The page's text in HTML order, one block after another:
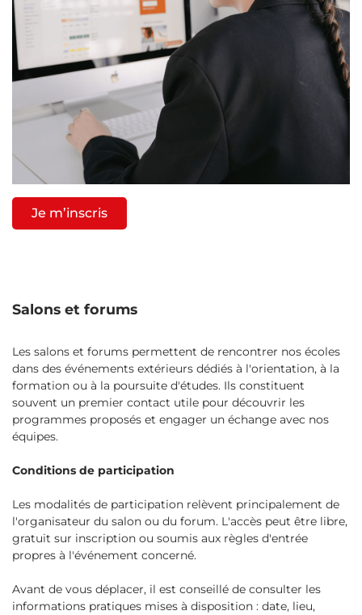
Je m’inscris
Salons et forums
Les salons et forums permettent de rencontrer nos écoles
dans des événements extérieurs dédiés à l'orientation, à la
formation ou à la poursuite d'études. Ils constituent
souvent un premier contact utile pour découvrir les
programmes proposés et engager un échange avec nos
équipes.
Conditions de participation
Les modalités de participation relèvent principalement de
l'organisateur du salon ou du forum. L'accès peut être libre,
gratuit sur inscription ou soumis aux règles d'entrée
propres à l'événement concerné.
Avant de vous déplacer, il est conseillé de consulter les
informations pratiques mises à disposition : date, lieu,